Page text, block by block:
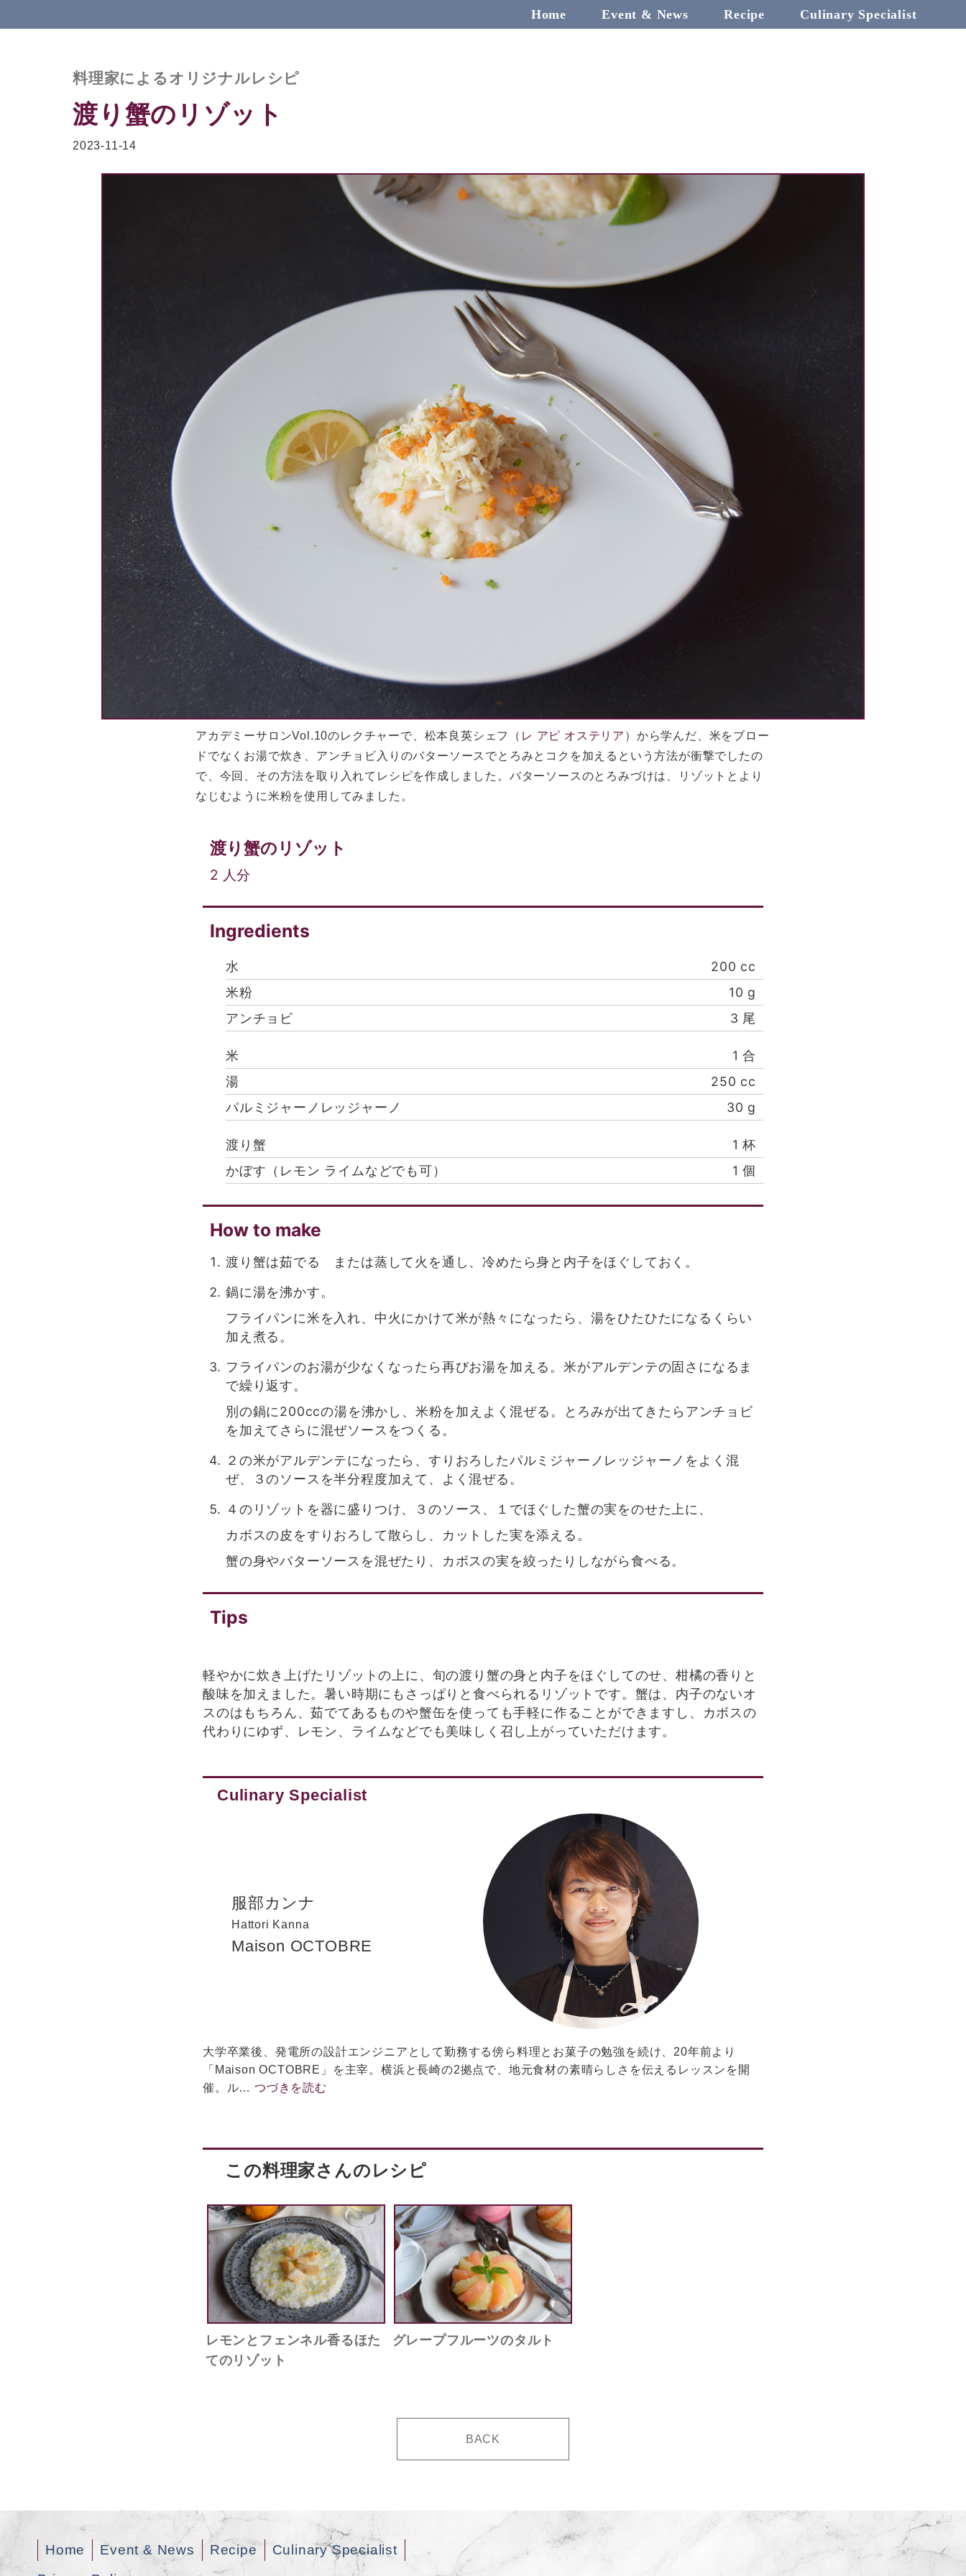
Home Event & News Recipe Culinary Specialist
料理家によるオリジナルレシピ
渡り蟹のリゾット
2023-11-14
アカデミーサロンVol.10のレクチャーで、松本良英シェフ（ レ アピ オステリア ）から学んだ、米をブロー
ドでなくお湯で炊き、アンチョビ入りのバターソースでとろみとコクを加えるという方法が衝撃でしたの
で、今回、その方法を取り入れてレシピを作成しました。バターソースのとろみづけは、リゾットとより
なじむように米粉を使用してみました。
渡り蟹のリゾット
2 人分
Ingredients
水 200 cc
米粉
10 g
アンチョビ
3 尾
米 1 合
湯
250 cc
パルミジャーノレッジャーノ
30 g
渡り蟹 1 杯
かぼす（レモン ライムなどでも可）
1 個
How to make
渡り蟹は茹でる または蒸して火を通し、冷めたら身と内子をほぐしておく。
鍋に湯を沸かす。
フライパンに米を入れ、中火にかけて米が熱々になったら、湯をひたひたになるくらい
加え煮る。
フライパンのお湯が少なくなったら再びお湯を加える。米がアルデンテの固さになるま
で繰り返す。
別の鍋に200ccの湯を沸かし、米粉を加えよく混ぜる。とろみが出てきたらアンチョビ
を加えてさらに混ぜソースをつくる。
２の米がアルデンテになったら、すりおろしたパルミジャーノレッジャーノをよく混
ぜ、３のソースを半分程度加えて、よく混ぜる。
４のリゾットを器に盛りつけ、３のソース、１でほぐした蟹の実をのせた上に、
カボスの皮をすりおろして散らし、カットした実を添える。
蟹の身やバターソースを混ぜたり、カボスの実を絞ったりしながら食べる。
Tips
軽やかに炊き上げたリゾットの上に、旬の渡り蟹の身と内子をほぐしてのせ、柑橘の香りと
酸味を加えました。暑い時期にもさっぱりと食べられるリゾットです。 蟹は、内子のないオ
スのはもちろん、茹でてあるものや蟹缶を使っても手軽に作ることができますし、カボスの
代わりにゆず、レモン、ライムなどでも美味しく召し上がっていただけます。
Culinary Specialist
服部カンナ
Hattori Kanna
Maison OCTOBRE
大学卒業後、発電所の設計エンジニアとして勤務する傍ら料理とお菓子の勉強を続け、20年前より
「Maison OCTOBRE」を主宰。横浜と長崎の2拠点で、地元食材の素晴らしさを伝えるレッスンを開
催。ル… つづきを読む
この料理家さんのレシピ
レモンとフェンネル香るほた
てのリゾット
グレープフルーツのタルト
BACK
Home Event & News Recipe
Culinary Specialist